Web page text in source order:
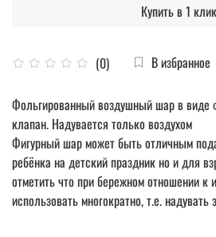
(0) В избранное
Купить в 1 клик
Фольгированный воздушный шар в виде
клапан. Надувается только воздухом
Фигурный шар может быть отличным
ребёнка на детский праздник но и для
отметить что при бережном отношении к
использовать многократно, т.е. надувать